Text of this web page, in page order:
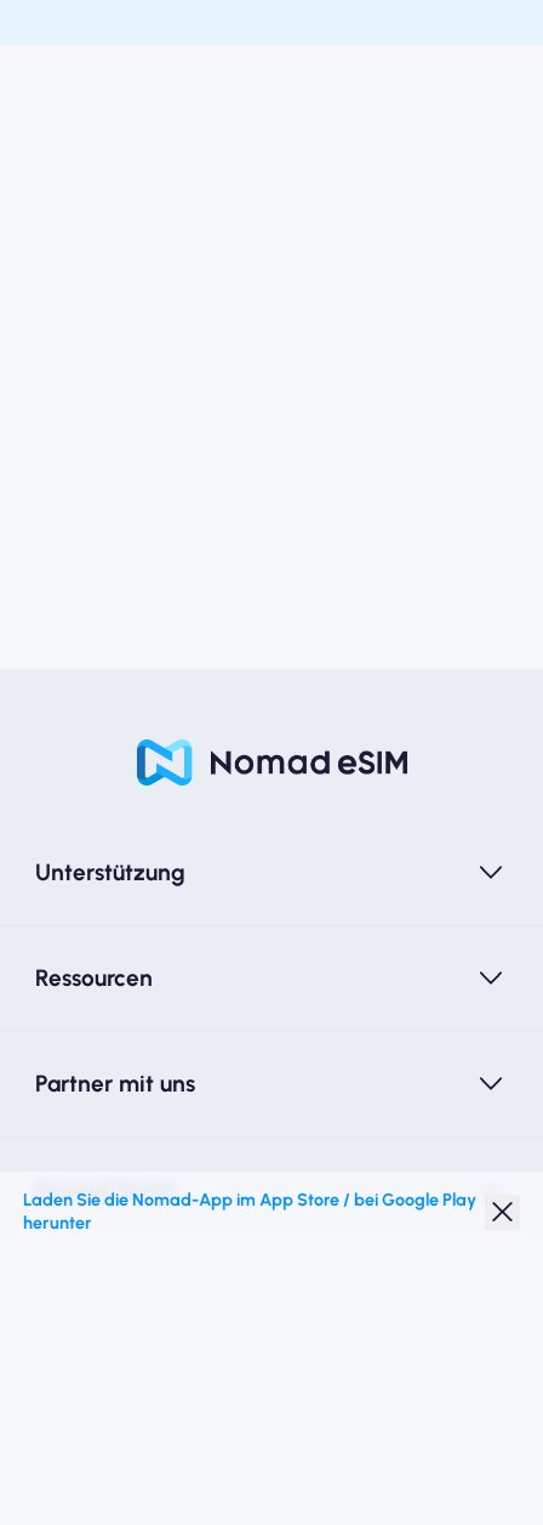
Unterstützung
Ressourcen
Partner mit uns
Nomad Essim
Laden Sie die Nomad-App im App Store / bei Google Play
herunter